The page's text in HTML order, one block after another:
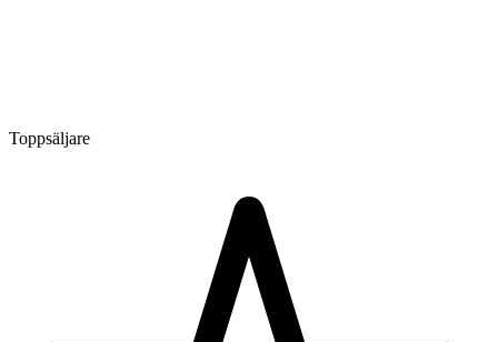
Toppsäljare